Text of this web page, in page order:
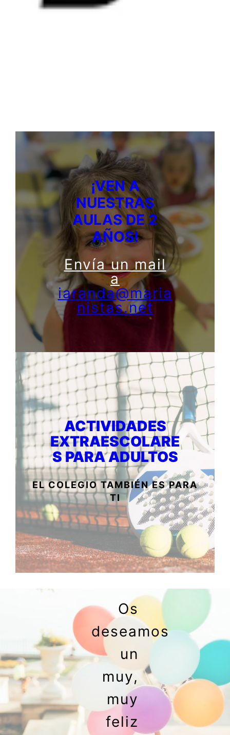
¡VEN A
NUESTRAS
AULAS DE 2
AÑOS!
Envía un mail
a
iaranda@maria
nistas.net
ACTIVIDADES
EXTRAESCOLARE
S PARA ADULTOS
EL COLEGIO TAMBIÉN ES PARA
TI
Os
deseamos
un
muy,
muy
feliz